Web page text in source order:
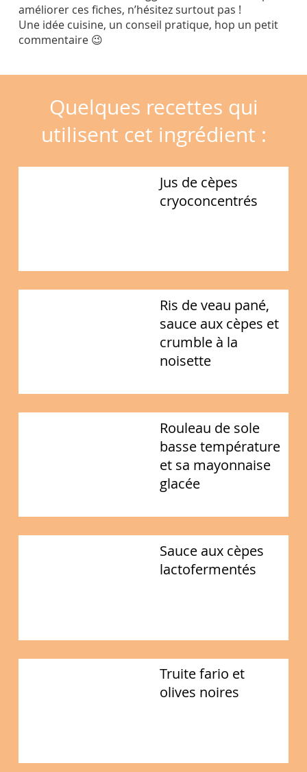
améliorer ces fiches, n’hésitez surtout pas !
Une idée cuisine, un conseil pratique, hop un petit
commentaire 😉
Quelques recettes qui
utilisent cet ingrédient :
Jus de cèpes
cryoconcentrés
Ris de veau pané,
sauce aux cèpes et
crumble à la
noisette
Rouleau de sole
basse température
et sa mayonnaise
glacée
Sauce aux cèpes
lactofermentés
Truite fario et
olives noires